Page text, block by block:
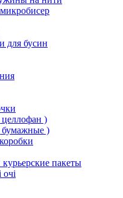
для бусин
)
бумажные )
пакеты